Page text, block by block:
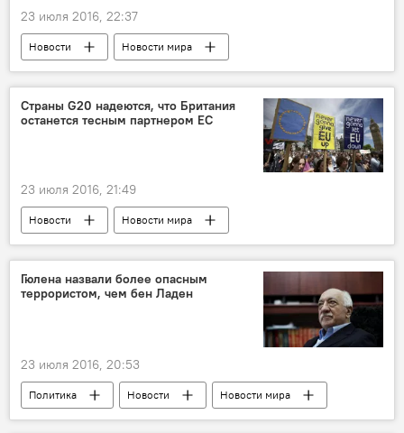
23 июля 2016, 22:37
Новости Новости мира
Страны G20 надеются, что Британия
останется тесным партнером ЕС
23 июля 2016, 21:49
Новости Новости мира
Гюлена назвали более опасным
террористом, чем бен Ладен
23 июля 2016, 20:53
Политика Новости
Новости мира
Попытка переворота в Турции